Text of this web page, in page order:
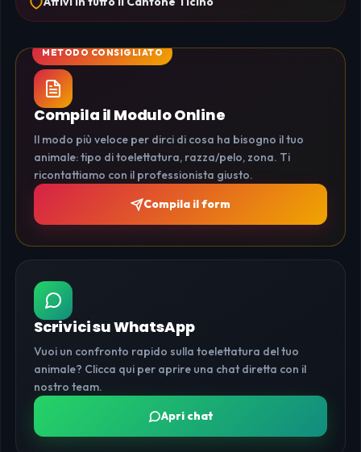
Compila il Modulo Online
Il modo più veloce per dirci di cosa ha bisogno il tuo
animale: tipo di toelettatura, razza/pelo, zona. Ti
ricontattiamo con il professionista giusto.
Compila il form
Scrivici su WhatsApp
Vuoi un confronto rapido sulla toelettatura del tuo
animale? Clicca qui per aprire una chat diretta con il
nostro team.
Apri chat